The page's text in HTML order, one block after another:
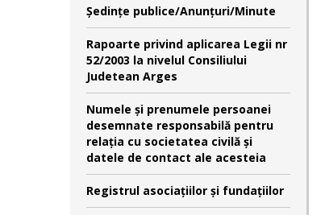
Şedinţe publice/Anunţuri/Minute
Rapoarte privind aplicarea Legii nr
52/2003 la nivelul Consiliului
Judetean Arges
Numele şi prenumele persoanei
desemnate responsabilă pentru
relaţia cu societatea civilă şi
datele de contact ale acesteia
Registrul asociațiilor și fundațiilor